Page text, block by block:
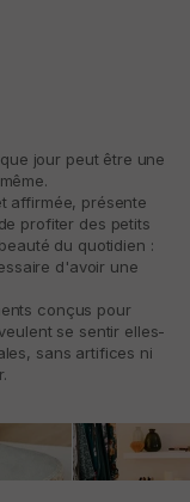
jour peut être une
affirmée, présente
profiter des petits
du quotidien :
d'avoir une
conçus pour
se sentir elles-
sans artifices ni